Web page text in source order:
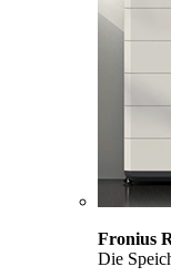
Fronius
Die